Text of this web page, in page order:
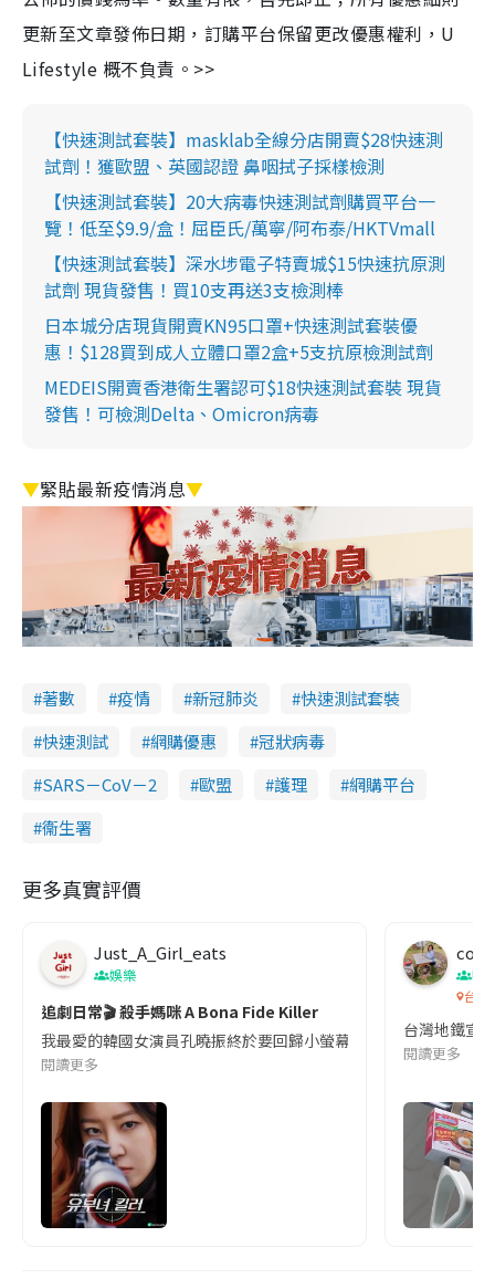
更新至文章發佈日期，訂購平台保留更改優惠權利，U
Lifestyle 概不負責。>>
【快速測試套裝】masklab全線分店開賣$28快速測
試劑！獲歐盟、英國認證 鼻咽拭子採樣檢測
【快速測試套裝】20大病毒快速測試劑購買平台一
覽！低至$9.9/盒！屈臣氏/萬寧/阿布泰/HKTVmall
【快速測試套裝】深水埗電子特賣城$15快速抗原測
試劑 現貨發售！買10支再送3支檢測棒
日本城分店現貨開賣KN95口罩+快速測試套裝優
惠！$128買到成人立體口罩2盒+5支抗原檢測試劑
MEDEIS開賣香港衛生署認可$18快速測試套裝 現貨
發售！可檢測Delta、Omicron病毒
▼緊貼最新疫情消息▼
著數 疫情 新冠肺炎
快速測試套裝
快速測試
網購優惠
冠狀病毒
SARS－CoV－2
歐盟 護理
網購平台
衞生署
更多真實評價
Just_A_Girl_eats
娛樂
追劇日常🎬 殺手媽咪 A Bona Fide Killer
我最愛的韓國女演員孔曉振終於要回歸小螢幕啦!這次的劇本改編
閱讀更多
co
吹
台灣
台灣地鐵宣
閱讀更多